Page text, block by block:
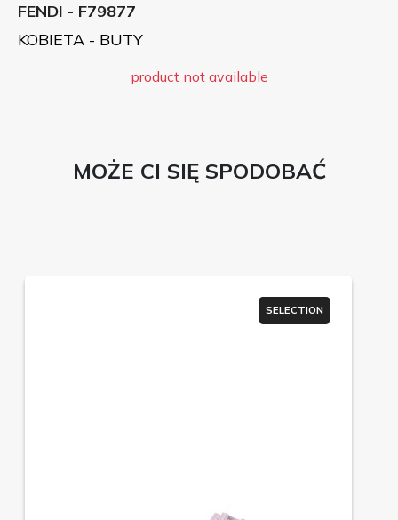
FENDI - F79877
KOBIETA - BUTY
product not available
MOŻE CI SIĘ SPODOBAĆ
SELECTION